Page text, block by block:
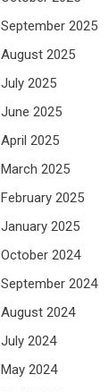
September 2025
August 2025
July 2025
June 2025
April 2025
March 2025
February 2025
January 2025
October 2024
September 2024
August 2024
July 2024
May 2024